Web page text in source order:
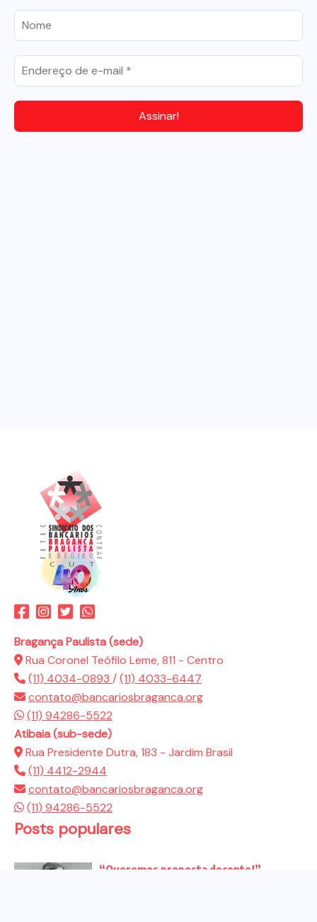
Bragança Paulista (sede)
Rua Coronel Teófilo Leme, 811 - Centro
(11) 4034-0893 /(11) 4033-6447
contato@bancariosbraganca.org
(11) 94286-5522
Atibaia (sub-sede)
Rua Presidente Dutra, 183 - Jardim Brasil
(11) 4412-2944
contato@bancariosbraganca.org
(11) 94286-5522
Posts populares
“Queremos proposta decente!”